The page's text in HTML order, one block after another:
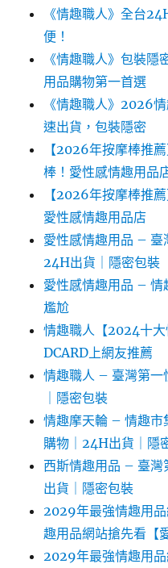
《情趣職人》全台
便！
《情趣職人》包裝
用品購物第一首選
《情趣職人》2026
速出貨，包裝隱密
【2026年按摩棒推
棒！愛性感情趣用品
【2026年按摩棒推
愛性感情趣用品店
愛性感情趣用品 – 臺
24H出貨｜隱密包裝
愛性感情趣用品 – 情
尷尬
情趣職人【2024十
DCARD上網友推薦
情趣職人 – 臺灣第
｜隱密包裝
情趣摩天輪 – 情趣市
購物｜24H出貨｜隱
西斯情趣用品 – 臺
出貨｜隱密包裝
2029年最強情趣用
趣用品網站搶先看【
2029年最強情趣用